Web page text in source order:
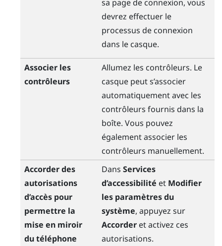
sa page de connexion, vous
devrez effectuer le
processus de connexion
dans le casque.
Associer les
contrôleurs
Allumez les contrôleurs. Le
casque peut s’associer
automatiquement avec les
contrôleurs fournis dans la
boîte. Vous pouvez
également associer les
contrôleurs manuellement.
Accorder des
autorisations
d’accès pour
permettre la
mise en miroir
du téléphone
Dans Services
d’accessibilité et Modifier
les paramètres du
système, appuyez sur
Accorderet activez ces
autorisations.